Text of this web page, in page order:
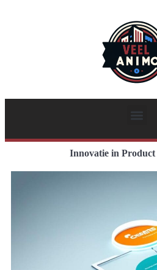
Innovatie in Product